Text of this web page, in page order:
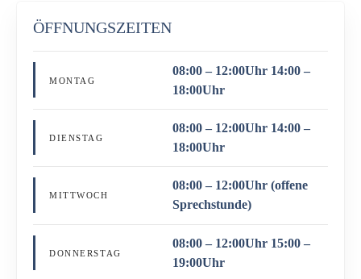
ÖFFNUNGSZEITEN
MONTAG
08:00 – 12:00Uhr 14:00 –
18:00Uhr
DIENSTAG
08:00 – 12:00Uhr 14:00 –
18:00Uhr
MITTWOCH
08:00 – 12:00Uhr (offene
Sprechstunde)
DONNERSTAG
08:00 – 12:00Uhr 15:00 –
19:00Uhr